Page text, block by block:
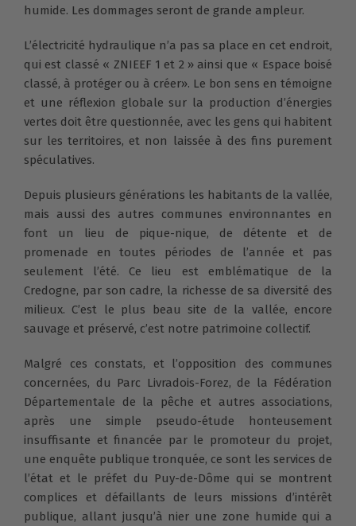
humide. Les dommages seront de grande ampleur.
L’électricité hydraulique n’a pas sa place en cet endroit,
qui est classé « ZNIEEF 1 et 2 » ainsi que « Espace boisé
classé, à protéger ou à créer». Le bon sens en témoigne
et une réflexion globale sur la production d’énergies
vertes doit être questionnée, avec les gens qui habitent
sur les territoires, et non laissée à des fins purement
spéculatives.
Depuis plusieurs générations les habitants de la vallée,
mais aussi des autres communes environnantes en
font un lieu de pique-nique, de détente et de
promenade en toutes périodes de l’année et pas
seulement l’été. Ce lieu est emblématique de la
Credogne, par son cadre, la richesse de sa diversité des
milieux. C’est le plus beau site de la vallée, encore
sauvage et préservé, c’est notre patrimoine collectif.
Malgré ces constats, et l’opposition des communes
concernées, du Parc Livradois-Forez, de la Fédération
Départementale de la pêche et autres associations,
après une simple pseudo-étude honteusement
insuffisante et financée par le promoteur du projet,
une enquête publique tronquée, ce sont les services de
l’état et le préfet du Puy-de-Dôme qui se montrent
complices et défaillants de leurs missions d’intérêt
publique, allant jusqu’à nier une zone humide qui a